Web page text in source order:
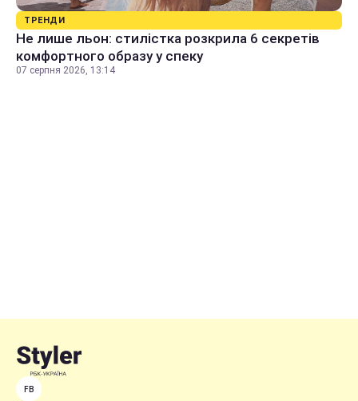
ТРЕНДИ
Не лише льон: стилістка розкрила 6 секретів
комфортного образу у спеку
07 серпня 2026, 13:14
FB